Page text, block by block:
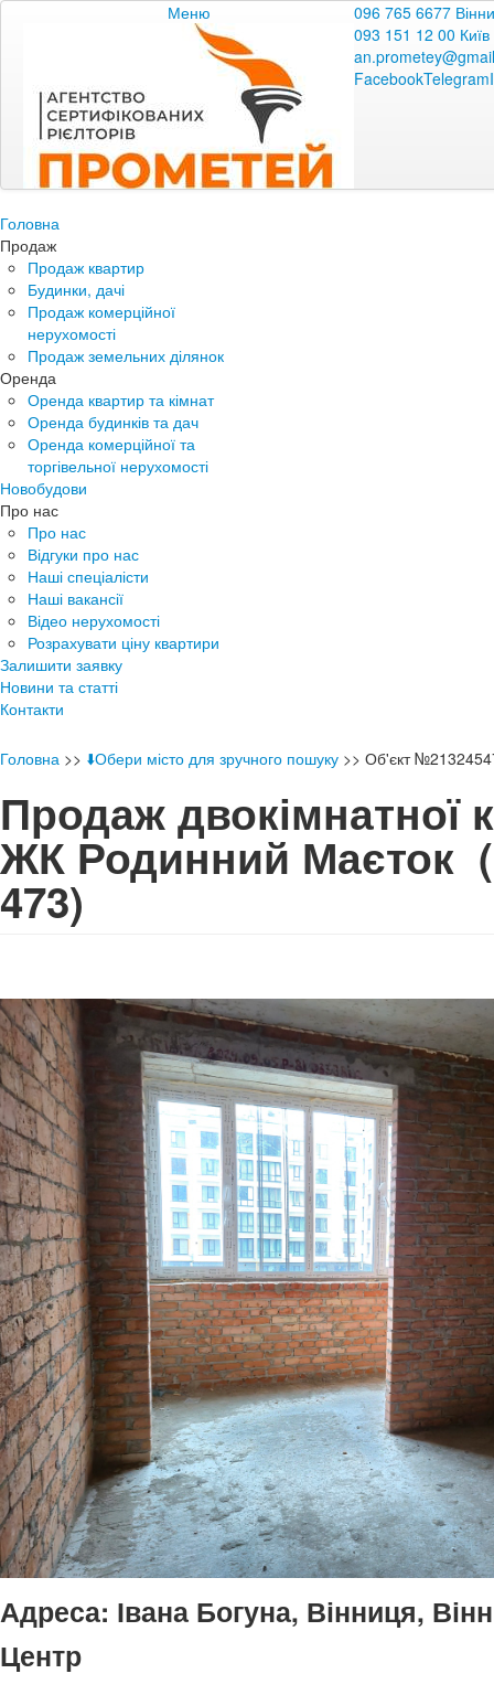
Меню
096 765 6677
093 151 12 00 Київ
FacebookTelegram
Головна
Продаж
Продаж квартир
Будинки, дачі
Продаж комерційної
нерухомості
Продаж земельних ділянок
Оренда
Оренда квартир та кімнат
Оренда будинків та дач
Оренда комерційної та
торгівельної нерухомості
Новобудови
Про нас
Про нас
Відгуки про нас
Наші спеціалісти
Наші вакансії
Відео нерухомості
Розрахувати ціну квартири
Залишити заявку
Новини та статті
Контакти
Головна >> ⬇️Обери місто для зручного пошуку >> Об'єкт
Продаж двокімнатної
ЖК Родинний Маєток
473)
Адреса: Івана Богуна, Вінниця,
Центр